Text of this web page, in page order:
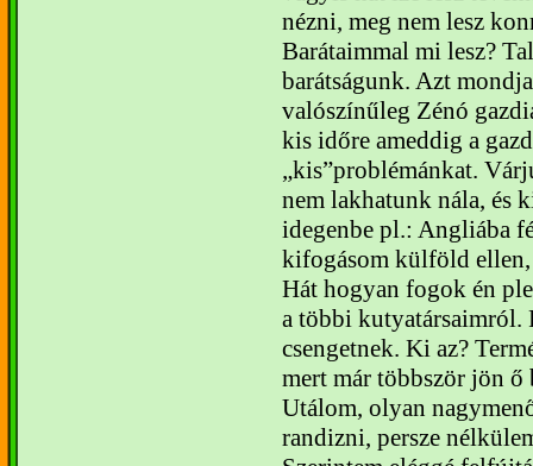
nézni, meg nem lesz
Barátaimmal mi lesz?
barátságunk. Azt
valószínűleg Zénó
kis időre ameddig a
kis”problémánkat.
nem lakhatunk nála, és
idegenbe pl.: Angliába
kifogásom külföld
Hát hogyan fogok én
a többi
csengetnek. Ki az?
mert már többször jön
Utálom, olyan
randizni, persze